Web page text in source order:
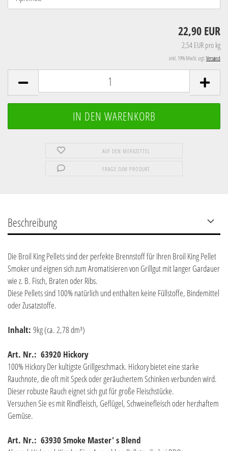
22,90 EUR
2,54 EUR pro kg
inkl. 19% MwSt. zzgl.Versand
AUF DEN MERKZETTEL
FRAGE ZUM PRODUKT
Beschreibung
Die Broil King Pellets sind der perfekte Brennstoff für Ihren Broil King Pellet
Smoker und eignen sich zum Aromatisieren von Grillgut mit langer Gardauer
wie z. B. Fisch, Braten oder Ribs.
Diese Pellets sind 100% natürlich und enthalten keine Füllstoffe, Bindemittel
oder Zusatzstoffe.
Inhalt: 9kg (ca. 2,78 dm³)
Art. Nr.: 63920 Hickory
100% Hickory Der kultigste Grillgeschmack. Hickory bietet eine starke
Rauchnote, die oft mit Speck oder geräuchertem Schinken verbunden wird.
Dieser robuste Rauch eignet sich gut für große Fleischstücke.
Versuchen Sie es mit Rindfleisch, Geflügel, Schweinefleisch oder herzhaftem
Gemüse.
Art. Nr.: 63930 Smoke Master' s Blend